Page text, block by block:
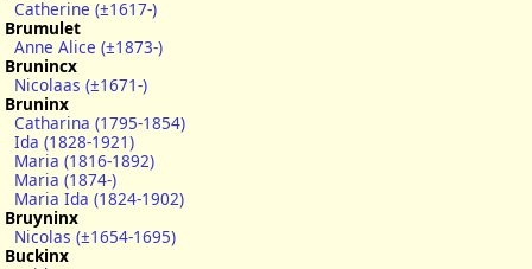
Catherine (±1617-)
Brumulet
Anne Alice (±1873-)
Brunincx
Nicolaas (±1671-)
Bruninx
Catharina (1795-1854)
Ida (1828-1921)
Maria (1816-1892)
Maria (1874-)
Maria Ida (1824-1902)
Bruyninx
Nicolas (±1654-1695)
Buckinx